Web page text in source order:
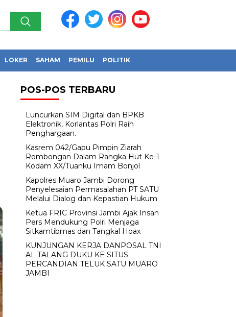
LOKER SAHAM PEMILU POLITIK
POS-POS TERBARU
Luncurkan SIM Digital dan BPKB
Elektronik, Korlantas Polri Raih
Penghargaan.
Kasrem 042/Gapu Pimpin Ziarah
Rombongan Dalam Rangka Hut Ke-1
Kodam XX/Tuanku Imam Bonjol
Kapolres Muaro Jambi Dorong
Penyelesaian Permasalahan PT SATU
Melalui Dialog dan Kepastian Hukum
Ketua FRIC Provinsi Jambi Ajak Insan
Pers Mendukung Polri Menjaga
Sitkamtibmas dan Tangkal Hoax
KUNJUNGAN KERJA DANPOSAL TNI
AL TALANG DUKU KE SITUS
PERCANDIAN TELUK SATU MUARO
JAMBI